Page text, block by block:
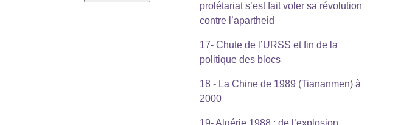
prolétariat s’est fait voler sa révolution
contre l’apartheid
17- Chute de l’URSS et fin de la
politique des blocs
18 - La Chine de 1989 (Tiananmen) à
2000